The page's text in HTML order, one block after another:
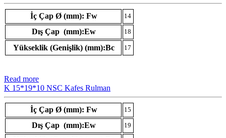
İç Çap Ø (mm): Fw 14
Dış Çap (mm):Ew 18
Yükseklik (Genişlik) (mm):Bc 17
Read more
K 15*19*10 NSC Kafes Rulman
İç Çap Ø (mm): Fw 15
Dış Çap (mm):Ew 19